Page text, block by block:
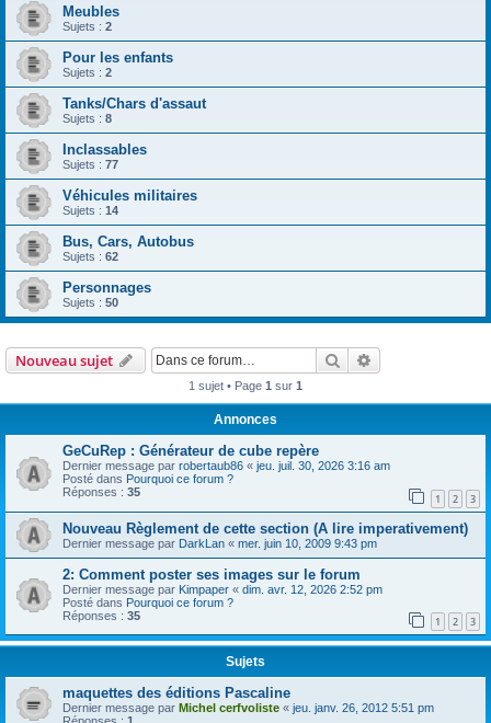
Meubles
Sujets : 2
Pour les enfants
Sujets : 2
Tanks/Chars d'assaut
Sujets : 8
Inclassables
Sujets : 77
Véhicules militaires
Sujets : 14
Bus, Cars, Autobus
Sujets : 62
Personnages
Sujets : 50
Nouveau sujet Rechercher
1 sujet • Page 1 sur 1
Annonces
GeCuRep : Générateur de cube repère
Dernier message par robertaub86 « jeu. juil. 30, 2026 3:16 am
Posté dans Pourquoi ce forum ?
Réponses : 35 1 2 3
Nouveau Règlement de cette section (A lire imperativement)
Dernier message par DarkLan « mer. juin 10, 2009 9:43 pm
2: Comment poster ses images sur le forum
Dernier message par Kimpaper « dim. avr. 12, 2026 2:52 pm
Posté dans Pourquoi ce forum ?
Réponses : 35 1 2 3
Sujets
maquettes des éditions Pascaline
Dernier message par Michel cerfvoliste « jeu. janv. 26, 2012 5:51 pm